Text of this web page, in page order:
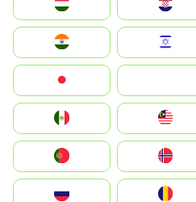
Hrvatska
Magyarország
Indonesia
South Korea
Nederland
Portugal
România